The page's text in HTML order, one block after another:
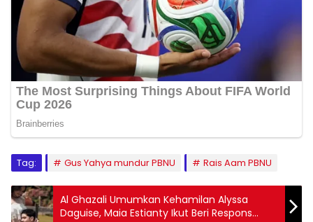
Tag: Gus Yahya mundur PBNU Rais Aam PBNU
Al Ghazali Umumkan Kehamilan Alyssa
Daguise, Maia Estianty Ikut Beri Respons